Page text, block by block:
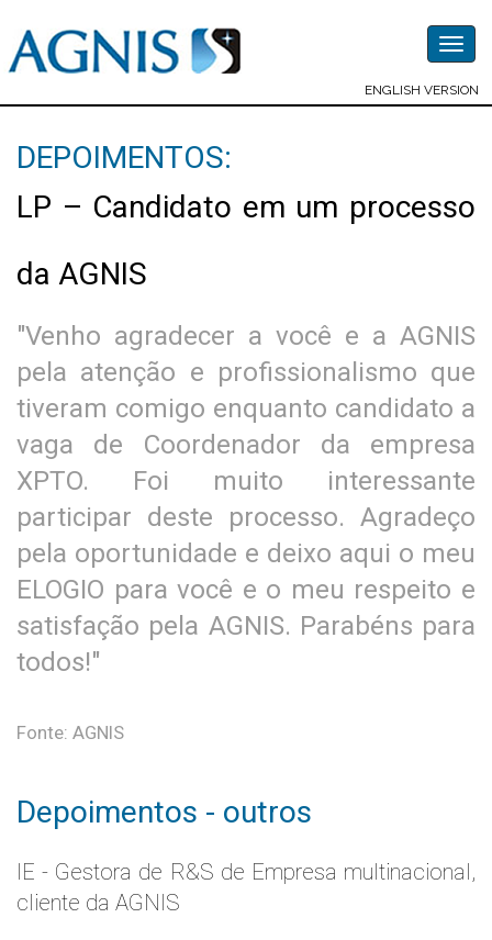
ENGLISH VERSION
DEPOIMENTOS:
LP – Candidato em um processo
da AGNIS
"Venho agradecer a você e a AGNIS
pela atenção e profissionalismo que
tiveram comigo enquanto candidato a
vaga de Coordenador da empresa
XPTO. Foi muito interessante
participar deste processo. Agradeço
pela oportunidade e deixo aqui o meu
ELOGIO para você e o meu respeito e
satisfação pela AGNIS. Parabéns para
todos!"
Fonte: AGNIS
Depoimentos - outros
IE - Gestora de R&S de Empresa multinacional,
cliente da AGNIS